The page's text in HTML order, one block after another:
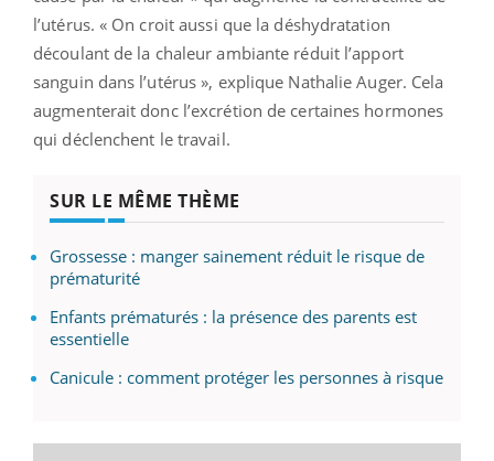
l’utérus. « On croit aussi que la déshydratation
découlant de la chaleur ambiante réduit l’apport
sanguin dans l’utérus », explique Nathalie Auger. Cela
augmenterait donc l’excrétion de certaines hormones
qui déclenchent le travail.
SUR LE MÊME THÈME
Grossesse : manger sainement réduit le risque de
prématurité
Enfants prématurés : la présence des parents est
essentielle
Canicule : comment protéger les personnes à risque